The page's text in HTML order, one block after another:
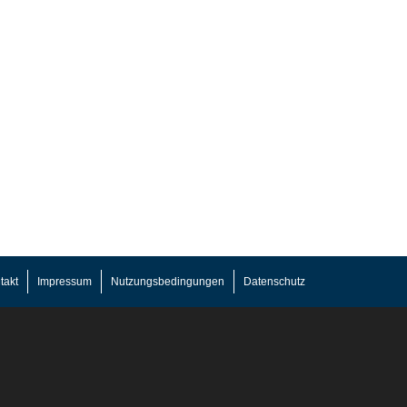
Impressum Nutzungsbedingungen Datenschutz